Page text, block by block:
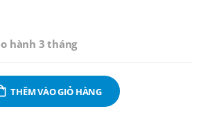
hành 3 tháng
THÊM VÀO GIỎ HÀNG